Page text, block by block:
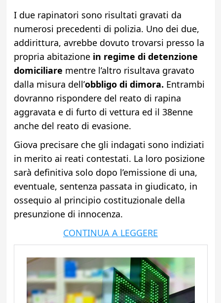
I due rapinatori sono risultati gravati da
numerosi precedenti di polizia. Uno dei due,
addirittura, avrebbe dovuto trovarsi presso la
propria abitazionein regime di detenzione
domiciliare mentre l’altro risultava gravato
dalla misura dell’obbligo di dimora. Entrambi
dovranno rispondere del reato di rapina
aggravata e di furto di vettura ed il 38enne
anche del reato di evasione.
Giova precisare che gli indagati sono indiziati
in merito ai reati contestati. La loro posizione
sarà definitiva solo dopo l’emissione di una,
eventuale, sentenza passata in giudicato, in
ossequio al principio costituzionale della
presunzione di innocenza.
CONTINUA A LEGGERE